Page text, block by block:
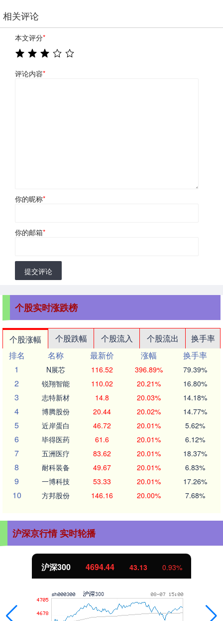
相关评论
本文评分*
评论内容*
你的昵称*
你的邮箱*
提交评论
个股实时涨跌榜
个股涨幅 个股跌幅 个股流入 个股流出
换手率
排名
名称 最新价 涨幅
换手率
1
N展芯 116.52 396.89% 79.39%
2 锐翔智能 110.02 20.21% 16.80%
3 志特新材 14.8 20.03% 14.18%
4 博腾股份 20.44 20.02% 14.77%
5 近岸蛋白 46.72 20.01% 5.62%
6 毕得医药 61.6 20.01% 6.12%
7 五洲医疗 83.62 20.01% 18.37%
8 耐科装备 49.67 20.01% 6.83%
9 一博科技 53.33 20.01% 17.26%
10 方邦股份 146.16 20.00% 7.68%
沪深京行情 实时轮播
沪深300 4694.44 43.13 0.93%